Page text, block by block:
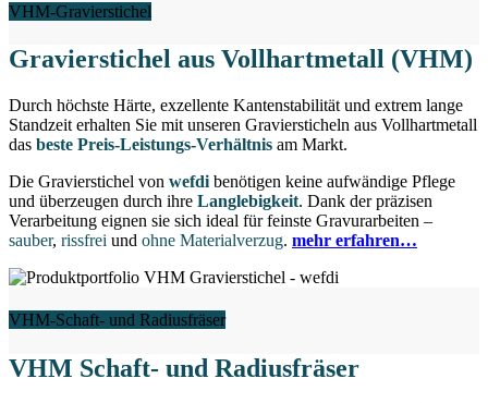
VHM-Gravierstichel
Gravierstichel aus Vollhartmetall (VHM)
Durch höchste Härte, exzellente Kantenstabilität und extrem lange
Standzeit erhalten Sie mit unseren Graviersticheln aus Vollhartmetall
das beste Preis-Leistungs-Verhältnis am Markt.
Die Gravierstichel von wefdi benötigen keine aufwändige Pflege
und überzeugen durch ihre Langlebigkeit. Dank der präzisen
Verarbeitung eignen sie sich ideal für feinste Gravurarbeiten –
sauber, rissfrei und ohne Materialverzug. mehr erfahren…
VHM-Schaft- und Radiusfräser
VHM Schaft- und Radiusfräser